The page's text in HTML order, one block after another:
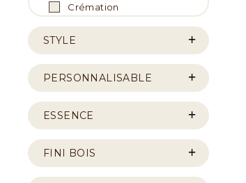
Crémation
STYLE
PERSONNALISABLE
ESSENCE
FINI BOIS